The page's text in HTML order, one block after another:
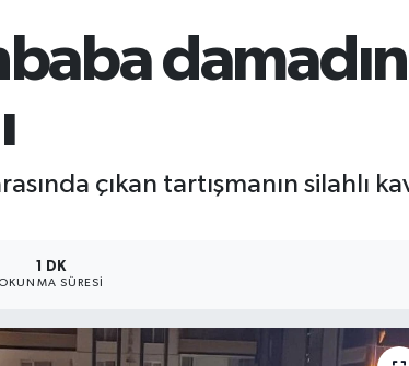
çıkan tartışmanın silahlı
1 DK
OKUNMA SÜRESI